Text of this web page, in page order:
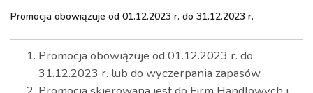
Promocja obowiązuje od 01.12.2023 r. do 31.12.2023 r.
Promocja obowiązuje od 01.12.2023 r. do
31.12.2023 r. lub do wyczerpania zapasów.